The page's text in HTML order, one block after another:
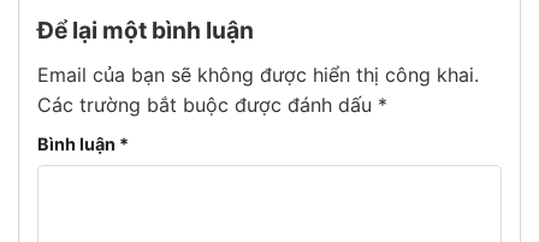
Để lại một bình luận
Email của bạn sẽ không được hiển thị công khai.
Các trường bắt buộc được đánh dấu *
Bình luận *